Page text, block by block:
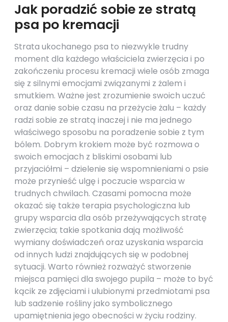
Jak poradzić sobie ze stratą
psa po kremacji
Strata ukochanego psa to niezwykle trudny
moment dla każdego właściciela zwierzęcia i po
zakończeniu procesu kremacji wiele osób zmaga
się z silnymi emocjami związanymi z żalem i
smutkiem. Ważne jest zrozumienie swoich uczuć
oraz danie sobie czasu na przeżycie żalu – każdy
radzi sobie ze stratą inaczej i nie ma jednego
właściwego sposobu na poradzenie sobie z tym
bólem. Dobrym krokiem może być rozmowa o
swoich emocjach z bliskimi osobami lub
przyjaciółmi – dzielenie się wspomnieniami o psie
może przynieść ulgę i poczucie wsparcia w
trudnych chwilach. Czasami pomocna może
okazać się także terapia psychologiczna lub
grupy wsparcia dla osób przeżywających stratę
zwierzęcia; takie spotkania dają możliwość
wymiany doświadczeń oraz uzyskania wsparcia
od innych ludzi znajdujących się w podobnej
sytuacji. Warto również rozważyć stworzenie
miejsca pamięci dla swojego pupila – może to być
kącik ze zdjęciami i ulubionymi przedmiotami psa
lub sadzenie rośliny jako symbolicznego
upamiętnienia jego obecności w życiu rodziny.